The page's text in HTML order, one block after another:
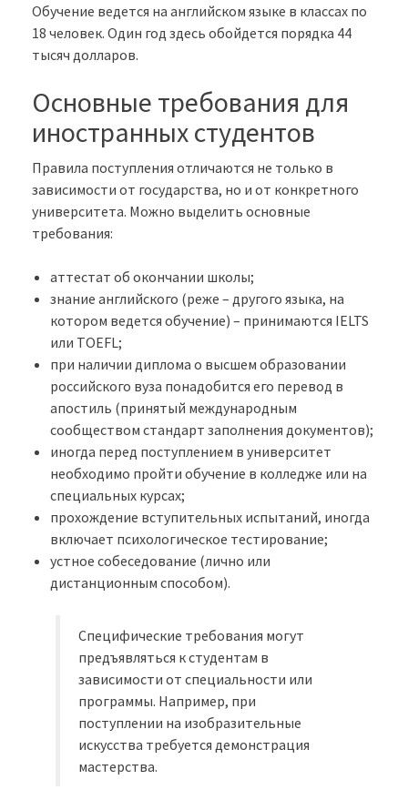
Обучение ведется на английском языке в классах по
18 человек. Один год здесь обойдется порядка 44
тысяч долларов.
Основные требования для
иностранных студентов
Правила поступления отличаются не только в
зависимости от государства, но и от конкретного
университета. Можно выделить основные
требования:
аттестат об окончании школы;
знание английского (реже – другого языка, на
котором ведется обучение) – принимаются IELTS
или TOEFL;
при наличии диплома о высшем образовании
российского вуза понадобится его перевод в
апостиль (принятый международным
сообществом стандарт заполнения документов);
иногда перед поступлением в университет
необходимо пройти обучение в колледже или на
специальных курсах;
прохождение вступительных испытаний, иногда
включает психологическое тестирование;
устное собеседование (лично или
дистанционным способом).
Специфические требования могут
предъявляться к студентам в
зависимости от специальности или
программы. Например, при
поступлении на изобразительные
искусства требуется демонстрация
мастерства.